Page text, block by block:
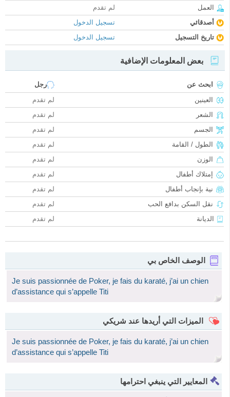
العمل
لم تقدم
أصدقائي
تسجيل الدخول
تاريخ التسجيل
تسجيل الدخول
بعض المعلومات الإضافية
ابحث عن
رجل
العينين
لم تقدم
الشعر
لم تقدم
الجسم
لم تقدم
الطول / القامة
لم تقدم
الوزن
لم تقدم
إمتلاك أطفال
لم تقدم
نية بإنجاب أطفال
لم تقدم
نقل السكن بدافع الحب
لم تقدم
الديانة
لم تقدم
الوصف الخاص بي
Je suis passionnée de Poker, je fais du karaté, j’ai un chien
d’assistance qui s’appelle Titi
الميزات التي أريدها عند شريكي
Je suis passionnée de Poker, je fais du karaté, j’ai un chien
d’assistance qui s’appelle Titi
المعايير التي ينبغي احترامها